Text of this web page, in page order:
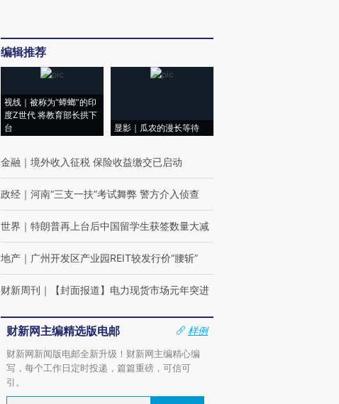
编辑推荐
视线｜被称为“蟑螂”的印
度Z世代 将教育部长拱下
台
显影｜瓜农的漫长等待
金融 ｜ 境外收入征税 保险收益缴交已启动
政经 ｜ 河南“三支一扶”考试舞弊 警方介入侦查
世界 ｜ 特朗普再上台后中国留学生获签数量大减
地产 ｜ 广州开发区产业园REIT较发行价“腰斩”
财新周刊 ｜ 【封面报道】电力现货市场元年突进
财新网主编精选版电邮
样例
财新网新闻版电邮全新升级！财新网主编精心编
写，每个工作日定时投递，篇篇重磅，可信可
引。